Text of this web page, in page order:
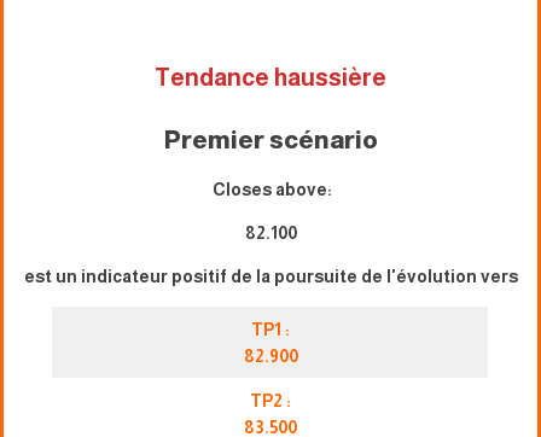
Tendance haussière
Premier scénario
Closes above:
82.100
est un indicateur positif de la poursuite de l'évolution vers
TP1 :
82.900
TP2 :
83.500